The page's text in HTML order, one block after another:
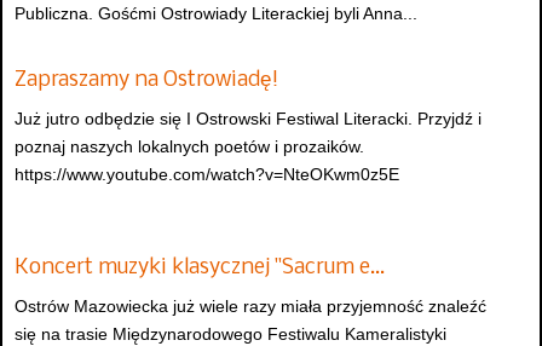
Publiczna. Gośćmi Ostrowiady Literackiej byli Anna...
Zapraszamy na Ostrowiadę!
Już jutro odbędzie się I Ostrowski Festiwal Literacki. Przyjdź i
poznaj naszych lokalnych poetów i prozaików.
https://www.youtube.com/watch?v=NteOKwm0z5E
Koncert muzyki klasycznej "Sacrum e…
Ostrów Mazowiecka już wiele razy miała przyjemność znaleźć
się na trasie Międzynarodowego Festiwalu Kameralistyki